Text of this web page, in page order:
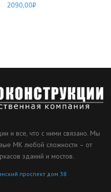
2090,00₽
и все, что с ними связано. Мы
МК любой сложности – от
зданий и мостов.
проспект дом 38